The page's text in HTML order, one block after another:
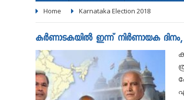
Home Karnataka Election 2018
കർണാടകയിൽ ഇന്ന് നിർണായക